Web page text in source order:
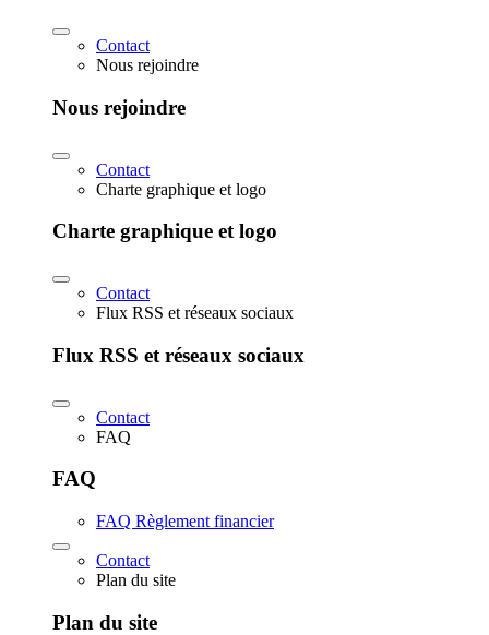
Contact
Nous rejoindre
Nous rejoindre
Contact
Charte graphique et logo
Charte graphique et logo
Contact
Flux RSS et réseaux sociaux
Flux RSS et réseaux sociaux
Contact
FAQ
FAQ
FAQ Règlement financier
Contact
Plan du site
Plan du site